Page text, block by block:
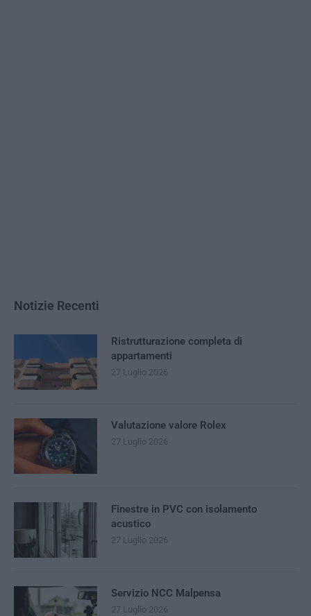
Notizie Recenti
Ristrutturazione completa di
appartamenti
27 Luglio 2026
Valutazione valore Rolex
27 Luglio 2026
Finestre in PVC con isolamento
acustico
27 Luglio 2026
Servizio NCC Malpensa
27 Luglio 2026